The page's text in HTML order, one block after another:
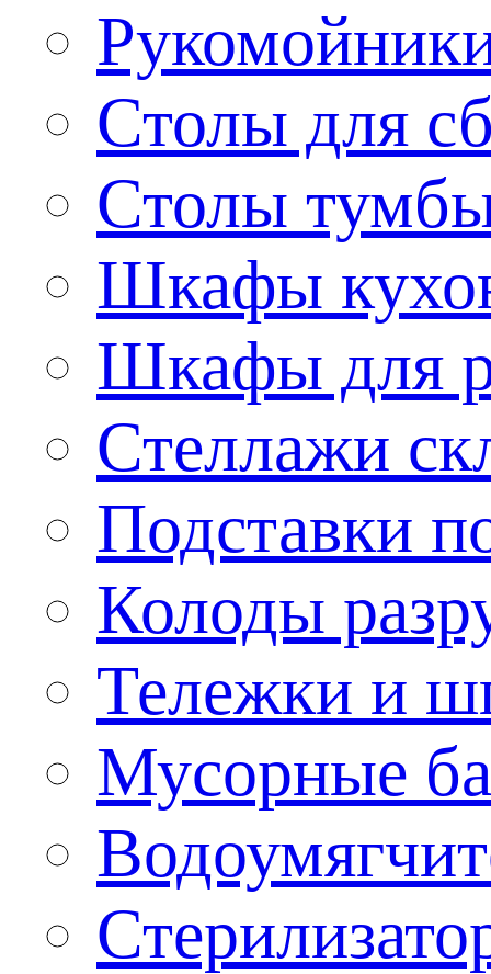
Столы для
Столы
Шкафы
Шкафы для
Стеллажи
Подставки
Колоды
Тележки и
Мусорные